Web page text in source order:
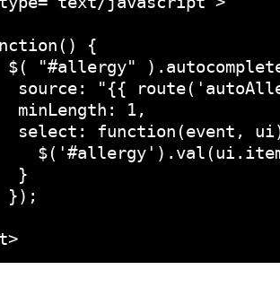
() {
$(
"#allergy"
source:
"{{
minLength: 1,
select: function (event,
$( '#allergy'
}
});